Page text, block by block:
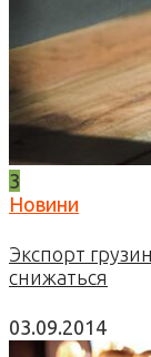
3
Новини
Экспорт
снижаться
03.09.2014